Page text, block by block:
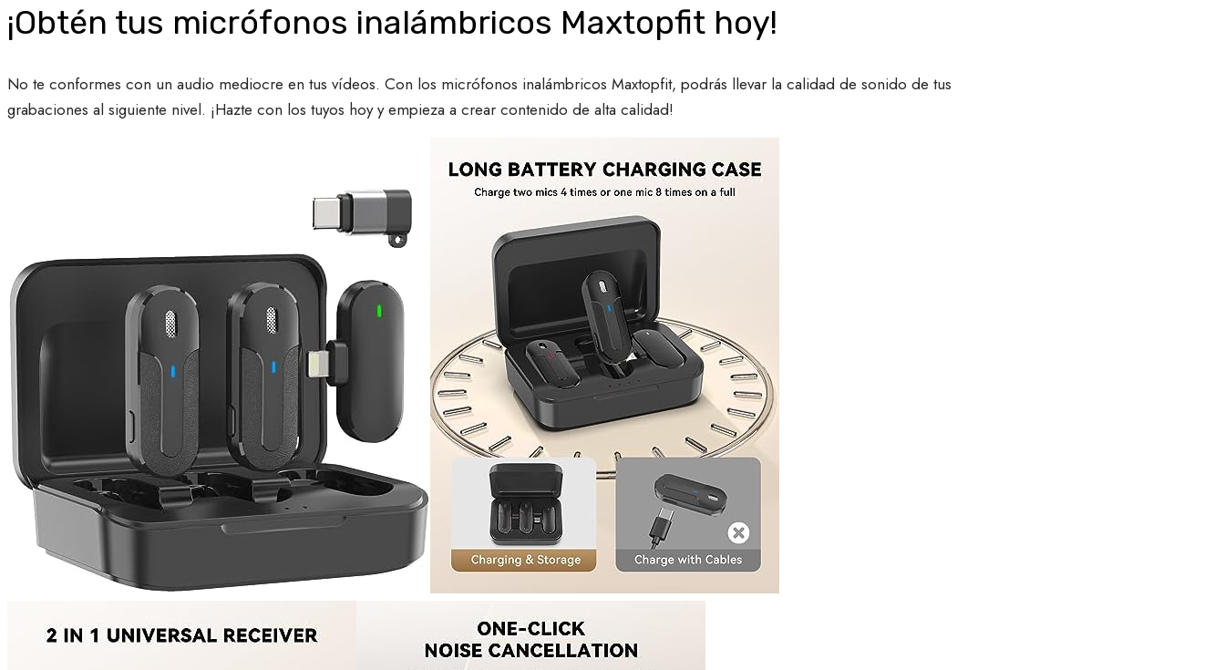
¡Obtén tus micrófonos inalámbricos Maxtopfit hoy!
No te conformes con un audio mediocre en tus vídeos. Con los micrófonos inalámbricos Maxtopfit, podrás llevar la calidad de sonido de tus
grabaciones al siguiente nivel. ¡Hazte con los tuyos hoy y empieza a crear contenido de alta calidad!